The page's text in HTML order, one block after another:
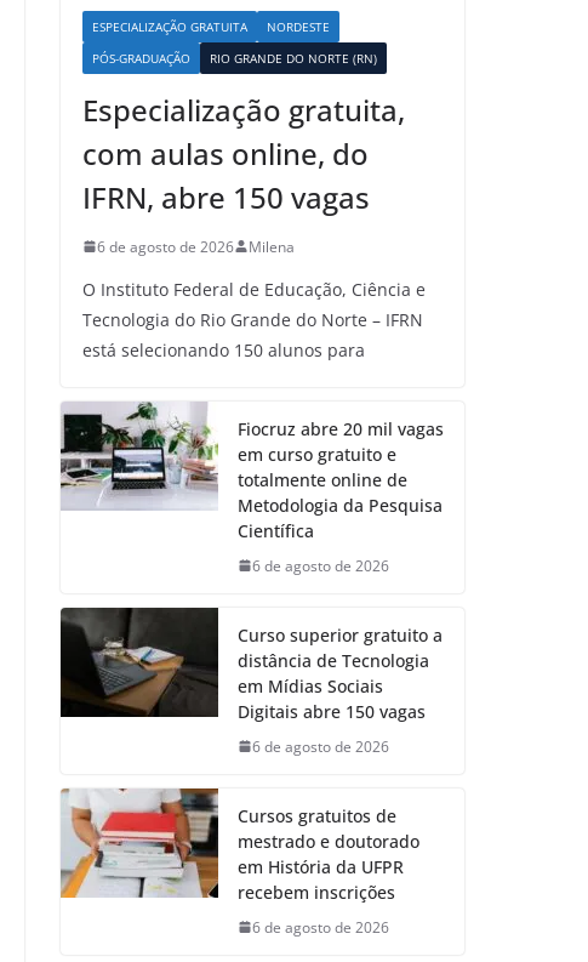
ESPECIALIZAÇÃO GRATUITA
NORDESTE
PÓS-GRADUAÇÃO
RIO GRANDE DO NORTE (RN)
Especialização gratuita,
com aulas online, do
IFRN, abre 150 vagas
6 de agosto de 2026 Milena
O Instituto Federal de Educação, Ciência e
Tecnologia do Rio Grande do Norte – IFRN
está selecionando 150 alunos para
Fiocruz abre 20 mil vagas
em curso gratuito e
totalmente online de
Metodologia da Pesquisa
Científica
6 de agosto de 2026
Curso superior gratuito a
distância de Tecnologia
em Mídias Sociais
Digitais abre 150 vagas
6 de agosto de 2026
Cursos gratuitos de
mestrado e doutorado
em História da UFPR
recebem inscrições
6 de agosto de 2026